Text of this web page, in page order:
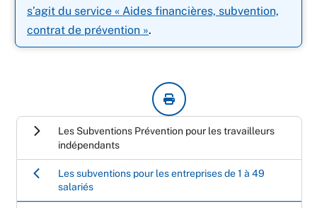
s’agit du service « Aides financières, subvention,
contrat de prévention ».
Les Subventions Prévention pour les travailleurs
indépendants
Les subventions pour les entreprises de 1 à 49
salariés